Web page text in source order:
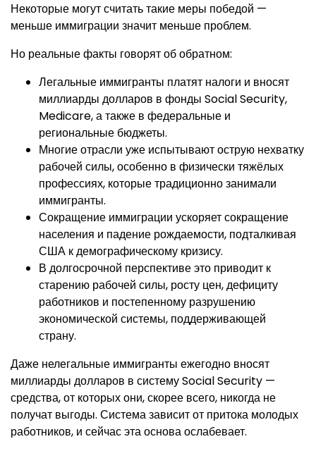
Некоторые могут считать такие меры победой —
меньше иммиграции значит меньше проблем.
Но реальные факты говорят об обратном:
Легальные иммигранты платят налоги и вносят
миллиарды долларов в фонды Social Security,
Medicare, а также в федеральные и
региональные бюджеты.
Многие отрасли уже испытывают острую нехватку
рабочей силы, особенно в физически тяжёлых
профессиях, которые традиционно занимали
иммигранты.
Сокращение иммиграции ускоряет сокращение
населения и падение рождаемости, подталкивая
США к демографическому кризису.
В долгосрочной перспективе это приводит к
старению рабочей силы, росту цен, дефициту
работников и постепенному разрушению
экономической системы, поддерживающей
страну.
Даже нелегальные иммигранты ежегодно вносят
миллиарды долларов в систему Social Security —
средства, от которых они, скорее всего, никогда не
получат выгоды. Система зависит от притока молодых
работников, и сейчас эта основа ослабевает.